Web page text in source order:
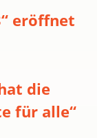
eröffnet
die
für alle“